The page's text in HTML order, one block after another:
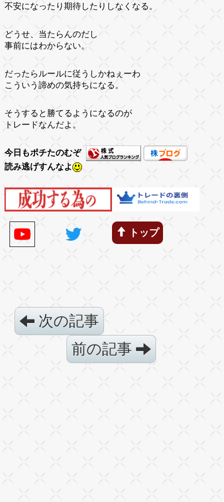
不安になったり期待したりしなくなる。
どうせ、当たらんのだし
事前にはわからない。
だったらルールに従うしかねぇーわ
こういう諦めの気持ちになる。
そうすると勝てるようになるのが
トレードなんだよ。
今日もポチたのむぞ
読み逃げすんなよ
トップ
次の記事
前の記事